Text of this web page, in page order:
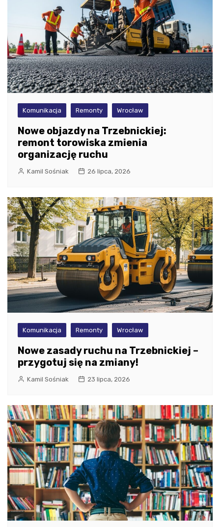
Komunikacja Remonty Wrocław
Nowe objazdy na Trzebnickiej:
remont torowiska zmienia
organizację ruchu
Kamil Sośniak 26 lipca, 2026
Komunikacja Remonty Wrocław
Nowe zasady ruchu na Trzebnickiej –
przygotuj się na zmiany!
Kamil Sośniak 23 lipca, 2026